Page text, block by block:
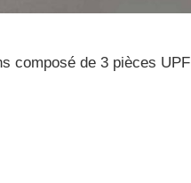
composé de 3 pièces UPF